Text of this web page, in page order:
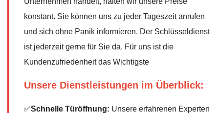
konstant. Sie können uns zu jeder Tageszeit anrufen
und sich ohne Panik informieren. Der Schlüsseldienst
ist jederzeit gerne für Sie da. Für uns ist die
Kundenzufriedenheit das Wichtigste
Unsere Dienstleistungen im Überblick:
✅Schnelle Türöffnung: Unsere erfahrenen Experten